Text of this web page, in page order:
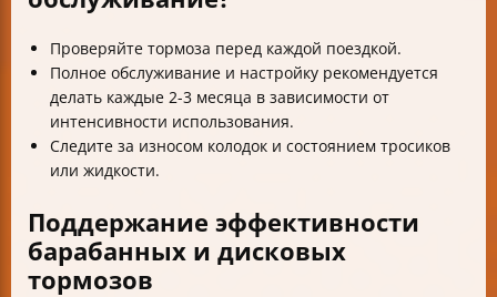
Проверяйте тормоза перед каждой поездкой.
Полное обслуживание и настройку рекомендуется
делать каждые 2-3 месяца в зависимости от
интенсивности использования.
Следите за износом колодок и состоянием тросиков
или жидкости.
Поддержание эффективности
барабанных и дисковых
тормозов